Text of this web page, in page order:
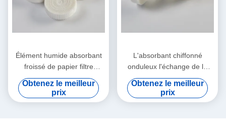
Élément humide absorbant
froissé de papier filtre
d'échangeur de la chaleur et
d'humidité
Obtenez le meilleur
prix
L'absorbant chiffonné
onduleux l'échange de la
chaleur et d'humidité de
papier filtre
Obtenez le meilleur
prix